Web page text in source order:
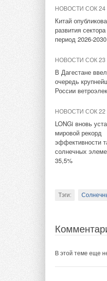
НОВОСТИ СОК 24
Китай
развития
период 2026-2030
НОВОСТИ СОК 23
В Дагестане
очередь
России
НОВОСТИ СОК 22
LONGi вновь
мировой рекорд
эффективности
солнечных
35,5%
Тэги:
В этой теме еще
1 ГВт морской
ветроэнергетики
ёмкостью 9 ГВт*ч
Ваше имя *
НОВОСТИ СОК 7
Midea удостоена
награды Red Dot
Тэги: Даичи
В этой теме еще
Добавить